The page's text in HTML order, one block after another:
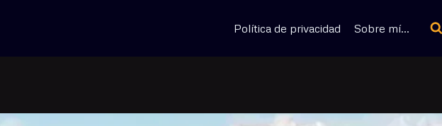
Política de privacidad Sobre mí…